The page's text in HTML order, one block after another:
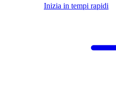
Inizia in tempi rapidi